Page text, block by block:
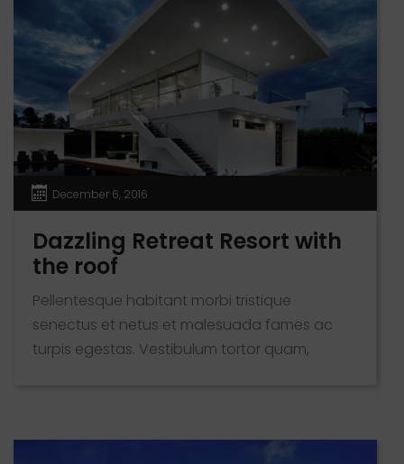
December 6, 2016
Dazzling Retreat Resort with
the roof
Pellentesque habitant morbi tristique
senectus et netus et malesuada fames ac
turpis egestas. Vestibulum tortor quam,
placerat eleifend leo. Quisque sit amet est et